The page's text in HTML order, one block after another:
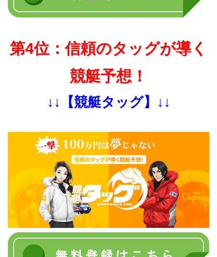
第4位：信頼のタッグが導く
競艇予想！
↓↓【競艇タッグ】↓↓